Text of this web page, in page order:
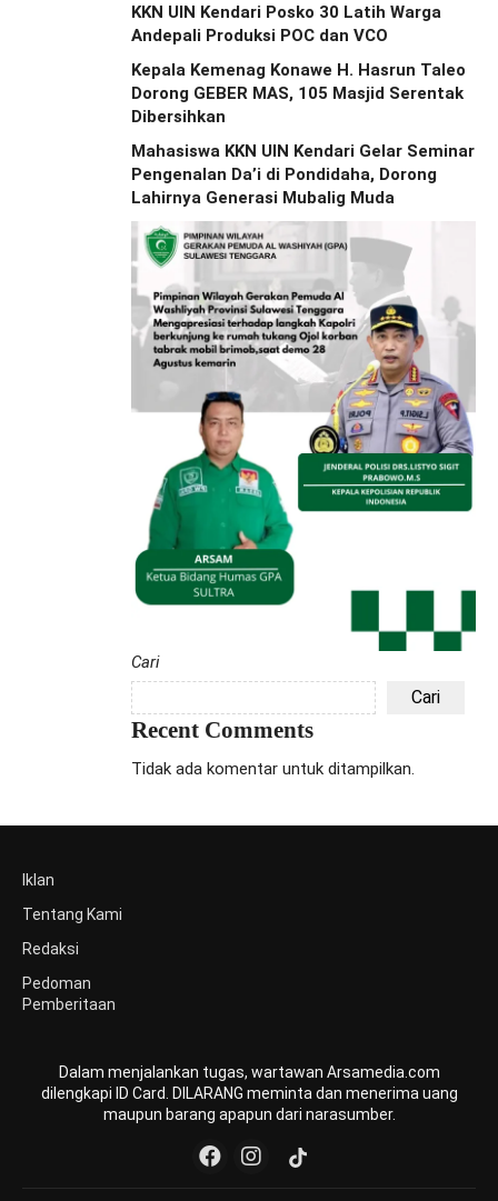
KKN UIN Kendari Posko 30 Latih Warga
Andepali Produksi POC dan VCO
Kepala Kemenag Konawe H. Hasrun Taleo
Dorong GEBER MAS, 105 Masjid Serentak
Dibersihkan
Mahasiswa KKN UIN Kendari Gelar Seminar
Pengenalan Da’i di Pondidaha, Dorong
Lahirnya Generasi Mubalig Muda
Cari
Cari
Recent Comments
Tidak ada komentar untuk ditampilkan.
Iklan
Tentang Kami
Redaksi
Pedoman
Pemberitaan
Dalam menjalankan tugas, wartawan Arsamedia.com
dilengkapi ID Card. DILARANG meminta dan menerima uang
maupun barang apapun dari narasumber.